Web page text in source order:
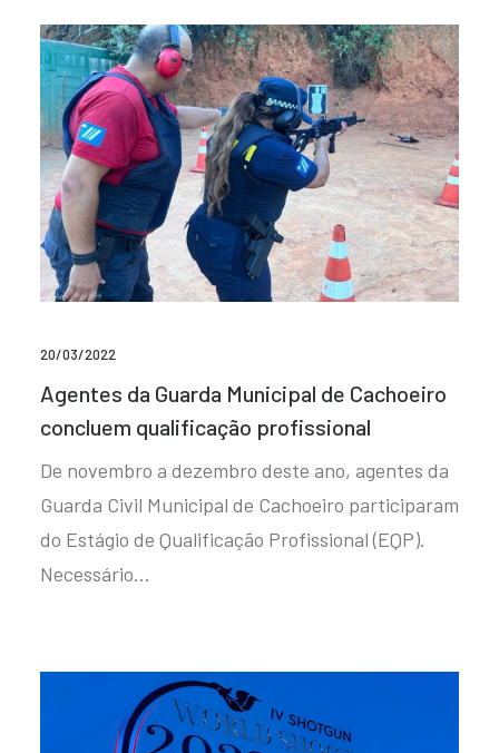
20/03/2022
Agentes da Guarda Municipal de Cachoeiro
concluem qualificação profissional
De novembro a dezembro deste ano, agentes da
Guarda Civil Municipal de Cachoeiro participaram
do Estágio de Qualificação Profissional (EQP).
Necessário…